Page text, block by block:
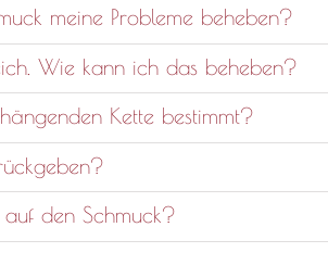
meine Probleme beheben?
Wie kann ich das beheben?
Kette bestimmt?
den Schmuck?